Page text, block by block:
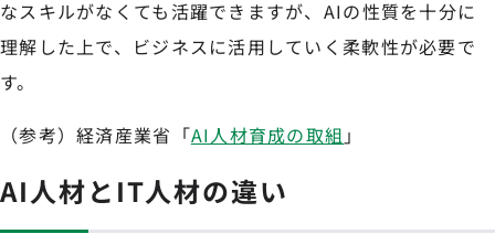
なスキルがなくても活躍できますが、AIの性質を十分に
理解した上で、ビジネスに活用していく柔軟性が必要で
す。
（参考）経済産業省「AI人材育成の取組 」
AI人材とIT人材の違い